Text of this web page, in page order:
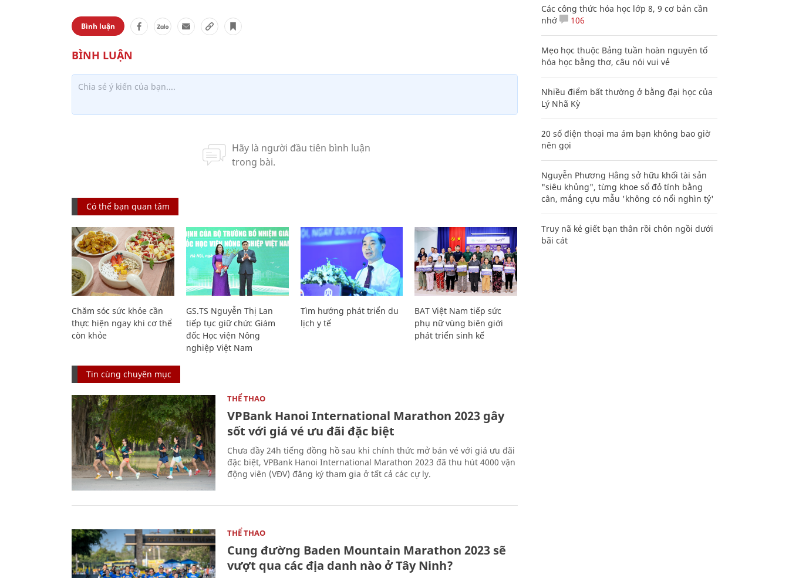
Bình luận
Có thể bạn quan tâm
Chăm sóc sức khỏe cần
thực hiện ngay khi cơ thể
còn khỏe
GS.TS Nguyễn Thị Lan
tiếp tục giữ chức Giám
đốc Học viện Nông
nghiệp Việt Nam
Tìm hướng phát triển du
lịch y tế
BAT Việt Nam tiếp sức
phụ nữ vùng biên giới
phát triển sinh kế
Tin cùng chuyên mục
THỂ THAO
VPBank Hanoi International Marathon 2023 gây
sốt với giá vé ưu đãi đặc biệt
Chưa đầy 24h tiếng đồng hồ sau khi chính thức mở bán vé với giá ưu đãi
đặc biệt, VPBank Hanoi International Marathon 2023 đã thu hút 4000 vận
động viên (VĐV) đăng ký tham gia ở tất cả các cự ly.
THỂ THAO
Cung đường Baden Mountain Marathon 2023 sẽ
vượt qua các địa danh nào ở Tây Ninh?
Các công thức hóa học lớp 8, 9 cơ bản cần
nhớ
106
Mẹo học thuộc Bảng tuần hoàn nguyên tố
hóa học bằng thơ, câu nói vui vẻ
Nhiều điểm bất thường ở bằng đại học của
Lý Nhã Kỳ
20 số điện thoại ma ám bạn không bao giờ
nên gọi
Nguyễn Phương Hằng sở hữu khối tài sản
"siêu khủng", từng khoe sổ đỏ tính bằng
cân, mắng cựu mẫu 'không có nổi nghìn tỷ'
Truy nã kẻ giết bạn thân rồi chôn ngồi dưới
bãi cát